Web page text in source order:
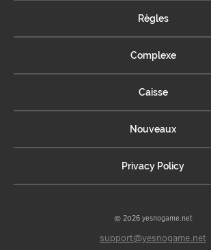
Règles
Complexe
Caisse
Nouveaux
Privacy Policy
© 2026 yesnogame.net
support@yesnogame.net